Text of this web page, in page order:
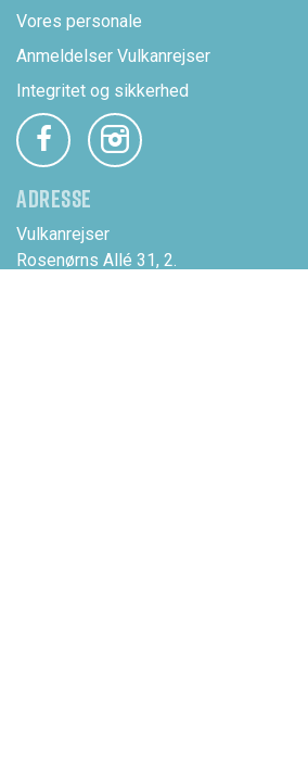
Vores personale
Anmeldelser Vulkanrejser
Integritet og sikkerhed
ADRESSE
Vulkanrejser
Rosenørns Allé 31, 2.